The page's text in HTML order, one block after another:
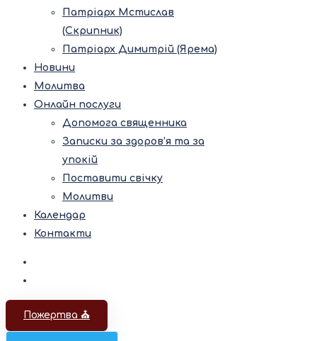
Патріарх Мстислав
(Скрипник)
Патріарх Димитрій (Ярема)
Новини
Молитва
Онлайн послуги
Допомога священника
Записки за здоров’я та за
упокій
Поставити свічку
Молитви
Календар
Контакти
Пожертва ⛪️